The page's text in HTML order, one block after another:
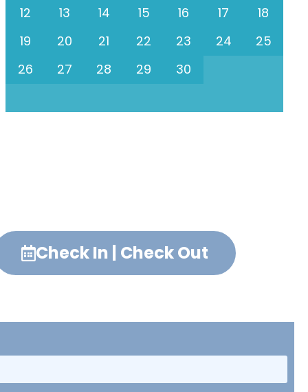
12
13 14 15 16 17
18
19
20 21 22 23 24
25
26
27 28 29 30
Check In | Check Out